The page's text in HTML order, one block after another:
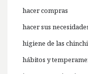
hacer compras
hacer sus
higiene de las
hábitos y